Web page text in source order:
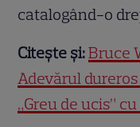
catalogând-o
Citește și:Bruce
Adevărul
„Greu de ucis”